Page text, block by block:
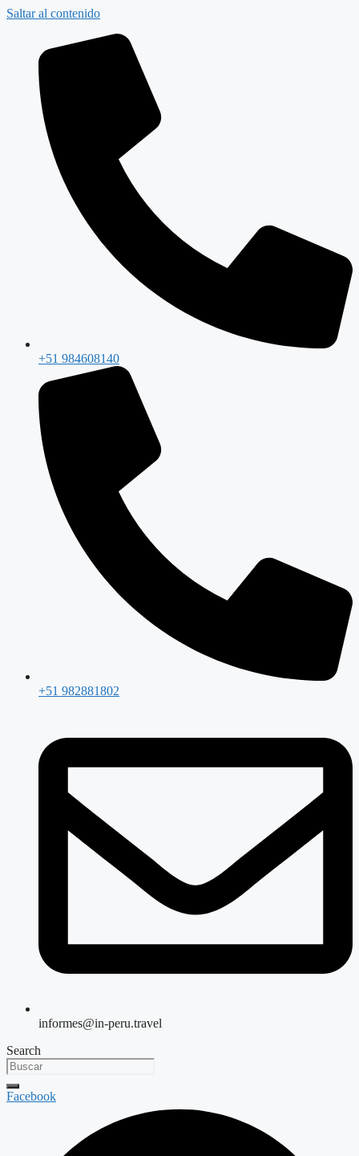
Saltar al contenido
+51 984608140
+51 982881802
informes@in-peru.travel
Search
Facebook